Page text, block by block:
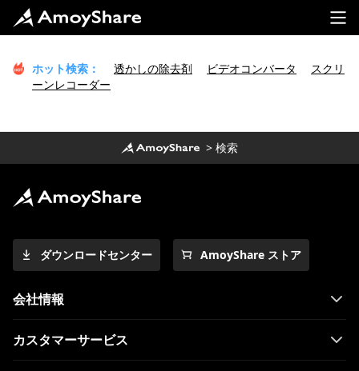
ホット検索： 透かしの除去剤 ビデオコンバータ
スクリ
ーンレコーダー
> 検索
ダウンロードセンター AmoyShare ストア
会社情報
カスタマーサービス